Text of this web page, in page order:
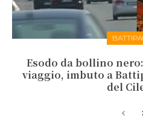
Esodo da bollino
viaggio, imbuto a
del